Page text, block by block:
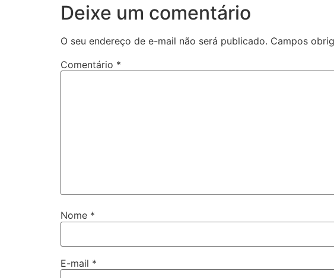
Deixe um comentário
O seu endereço de e-mail não será publicado. Campos
Comentário *
Nome *
E-mail *